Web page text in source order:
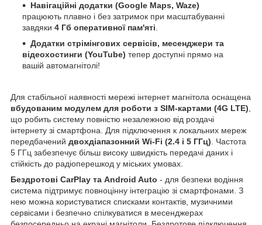
Навігаційні додатки (Google Maps, Waze)
працюють плавно і без затримок при масштабуванні
завдяки 4 Гб оперативної пам'яті.
Додатки стрімінгових сервісів, месенджери та
відеохостинги (YouTube) тепер доступні прямо на
вашій автомагнітолі!
Для стабільної наявності мережі інтернет магнітола оснащена
вбудованим модулем для роботи з SIM-картами (4G LTE),
що робить систему повністю незалежною від роздачі
інтернету зі смартфона. Для підключення к локальних мереж
передбачений двохдіапазонний Wi-Fi (2.4 і 5 ГГц). Частота
5 ГГц забезпечує більш високу швидкість передачі даних і
стійкість до радіоперешкод у міських умовах.
Бездротові CarPlay та Android Auto - для безпеки водіння
система підтримує повноцінну інтеграцію зі смартфонами. З
нею можна користуватися списками контактів, музичними
сервісами і безпечно спілкуватися в месенджерах